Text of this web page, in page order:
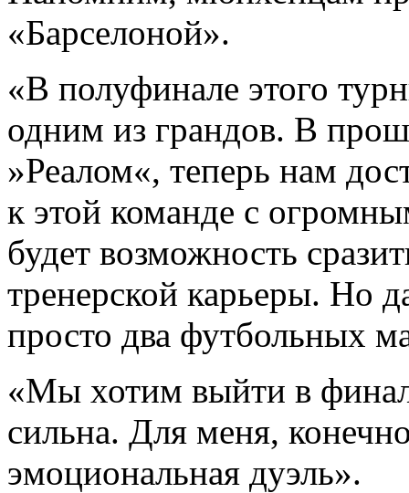
«Барселоной».
«В полуфинале этого
одним из грандов. В
»Реалом«, теперь нам
к этой команде с
будет возможность
тренерской карьеры. Но
просто два футбольных
«Мы хотим выйти в
сильна. Для меня,
эмоциональная дуэль».